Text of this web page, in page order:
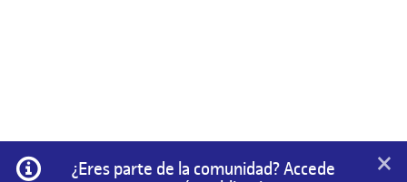
Información
¿Eres parte de la comunidad? Accede
×